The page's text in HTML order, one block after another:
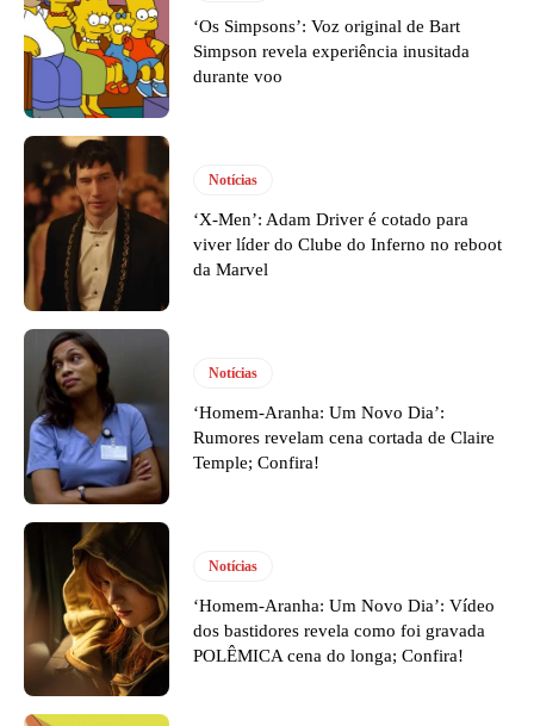
‘Os Simpsons’: Voz original de Bart
Simpson revela experiência inusitada
durante voo
Notícias
‘X-Men’: Adam Driver é cotado para
viver líder do Clube do Inferno no reboot
da Marvel
Notícias
‘Homem-Aranha: Um Novo Dia’:
Rumores revelam cena cortada de Claire
Temple; Confira!
Notícias
‘Homem-Aranha: Um Novo Dia’: Vídeo
dos bastidores revela como foi gravada
POLÊMICA cena do longa; Confira!